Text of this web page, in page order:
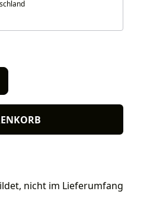
nicht im Lieferumfang